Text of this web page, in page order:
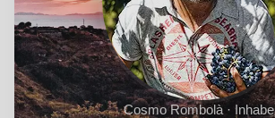
Cosmo Rombolà ·